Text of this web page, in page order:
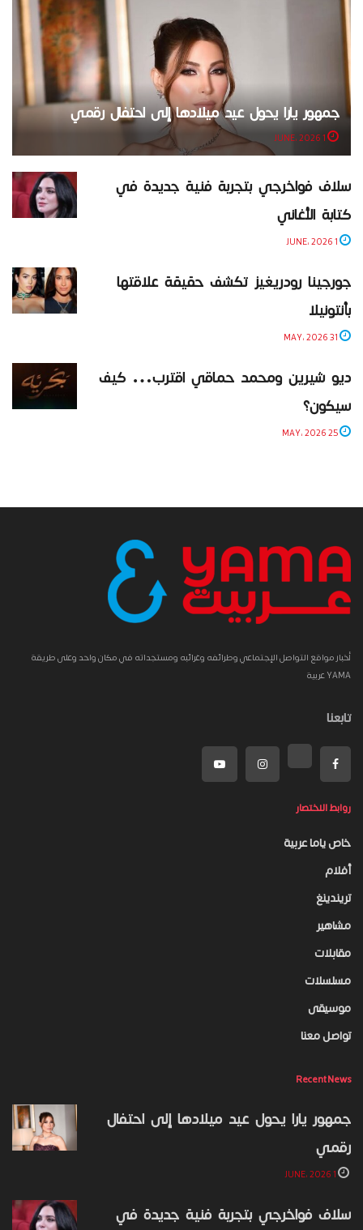
جمهور يارا يحول عيد ميلادها إلى احتفال رقمي
سلاف فواخرجي بتجربة فنية جديدة في
كتابة الأغاني
جورجينا رودريغيز تكشف حقيقة علاقتها
بأنتونيلا
ديو شيرين ومحمد حماقي اقترب… كيف
سيكون؟
أخبار مواقع التواصل الإجتماعي وطرائفه وغرائبه ومستجداته في مكان واحد وعلى طريقة
YAMA عربية
تابعنا
روابط الاختصار
خاص ياما عربية
أفلام
تريندينغ
مشاهير
مقابلات
مسلسلات
موسيقى
تواصل معنا
Recent News
جمهور يارا يحول عيد ميلادها إلى احتفال
رقمي
سلاف فواخرجي بتجربة فنية جديدة في